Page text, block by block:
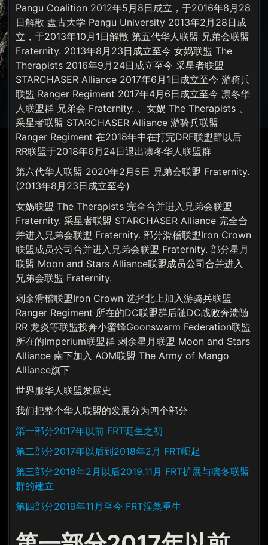
Pangu Coalition 2012年5月8日成立，于2016年8月28
日解散 盘古大学 Pangu University 2013年2月28日成
立，于2013年10月1日解散 第五代华人联盟 兄弟会联盟
Fraternity. 2013年8月23日成立至今 女娲联盟 The
Therapists 2016年9月24日成立至今 采星者联盟
STARCHASER Alliance 2017年6月1日成立至今 游骑兵
联盟 Ranger Regiment 2017年4月6日成立至今 凛冬华
人联盟群 兄弟会 Fraternity. 、女娲 The Therapists 、
采星者联盟 STARCHASER Alliance 游骑兵联盟
Ranger Regiment 在2018年中在打完DRF联盟群以后
RR联盟于2018年6月24日退出凛冬华人联盟群
第六代华人联盟 2020年2月5日 兄弟会联盟 Fraternity.
(2013年8月23日成立至今)
女娲联盟 The Therapists 完全合并进入兄弟会联盟
Fraternity. 采星者联盟 STARCHASER Alliance 完全合
并进入兄弟会联盟 Fraternity. 部分滑稽联盟Iron Crown
联盟成员公司合并进入兄弟会联盟 Fraternity. 部分星月
联盟 Moon and Stars Alliance联盟成员公司合并进入
兄弟会联盟 Fraternity.
剩余滑稽联盟Iron Crown 选择北上加入游骑兵联盟
Ranger Regiment 所在的DC联盟群后随DC战败奔溃随
RR 龙炎等联盟投奔小蜜蜂Goonswarm Federation联盟
所在的Imperium联盟群 剩余星月联盟 Moon and Stars
Alliance 南下加入 AOM联盟 The Army of Mango
Alliance旗下
世界服华人联盟发展史
我们把整个华人联盟的发展分为四个部分
第一部分2017年以前 FRT诞生之初
第二部分2017年以后到2018年2月 FRT崛起
第三部分2018年2月以后2019.11月 FRT扩展与凛冬联盟
群的建立
第四部分2019年11月至今 FRT涅槃重生